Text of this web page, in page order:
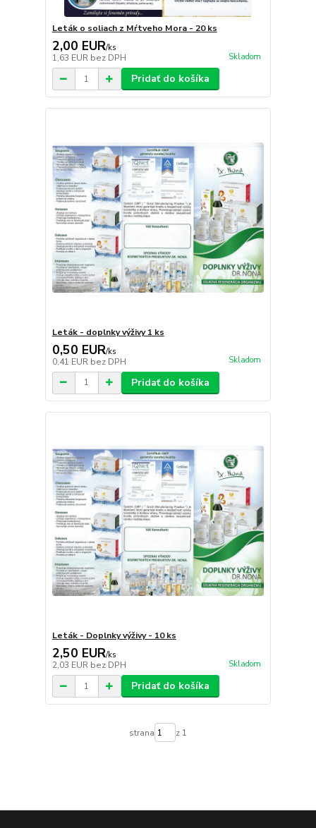
Leták o soliach z Mŕtveho Mora - 20 ks
2,00 EUR/ks
1,63 EUR bez DPH Skladom
Pridať do košíka
Leták - doplnky výživy 1 ks
0,50 EUR/ks
0,41 EUR bez DPH Skladom
Pridať do košíka
Leták - Doplnky výživy - 10 ks
2,50 EUR/ks
2,03 EUR bez DPH Skladom
Pridať do košíka
strana z 1